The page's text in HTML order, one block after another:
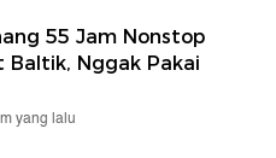
55 Jam Nonstop
Baltik, Nggak Pakai
yang lalu